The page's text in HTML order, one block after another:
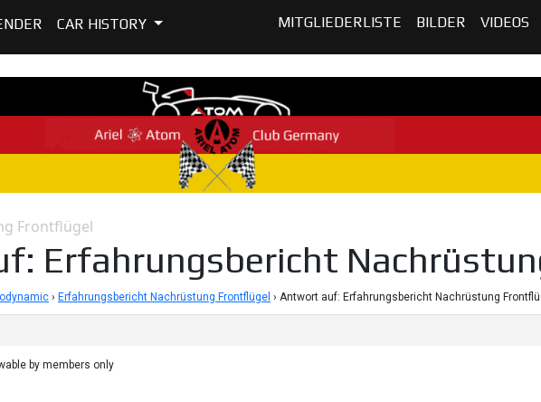
CAR HISTORY MITGLIEDERLISTE BILDER VIDEOS
Frontflügel
Erfahrungsbericht
› Erfahrungsbericht Nachrüstung Frontflügel › Antwort auf: Erfahrungsbericht Nachrüstung
by members only